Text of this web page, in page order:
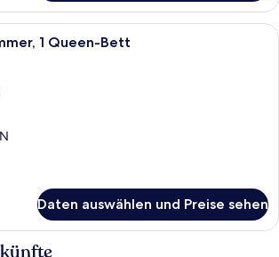
Ein Hotelzimmer mit Bett,
1 Queen-Bett
Daten auswählen und Preise sehen